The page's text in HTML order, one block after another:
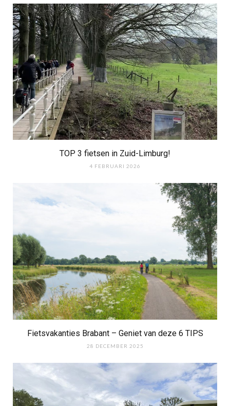
TOP 3 fietsen in Zuid-Limburg!
4 FEBRUARI 2026
Fietsvakanties Brabant – Geniet van deze 6 TIPS
28 DECEMBER 2025